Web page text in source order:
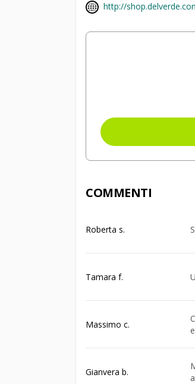
http://
COMMENTI
Roberta s.
Tamara f.
Massimo c.
Gianvera b.